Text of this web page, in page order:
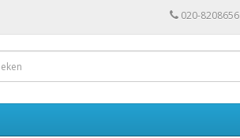
020-8208656